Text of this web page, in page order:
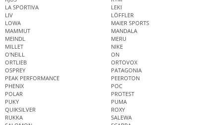
LA SPORTIVA
LEKI
LIV
LÖFFLER
LOWA
MAIER SPORTS
MAMMUT
MANDALA
MEINDL
MERU
MILLET
NIKE
O'NEILL
ON
ORTLIEB
ORTOVOX
OSPREY
PATAGONIA
PEAK PERFORMANCE
PEEROTON
PHENIX
POC
POLAR
PROTEST
PUKY
PUMA
QUIKSILVER
ROXY
RUKKA
SALEWA